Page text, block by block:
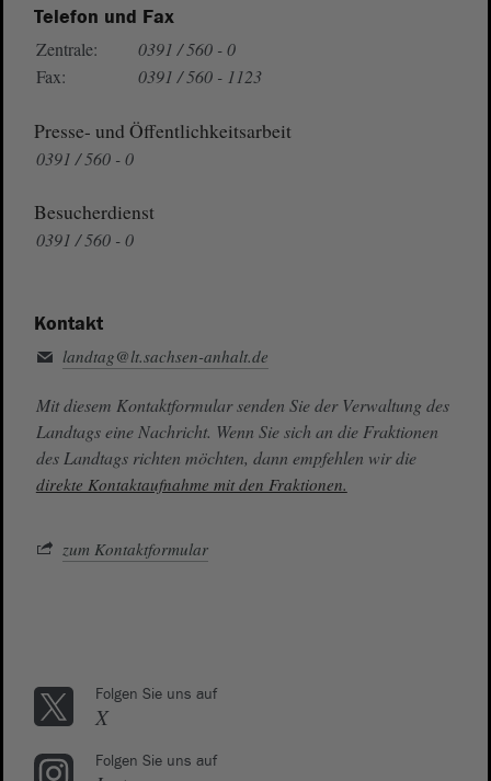
Telefon und Fax
Zentrale:
0391 / 560 - 0
Fax:
0391 / 560 - 1123
Presse- und Öffentlichkeitsarbeit
0391 / 560 - 0
Besucherdienst
0391 / 560 - 0
Kontakt
landtag@lt.sachsen-anhalt.de
Mit diesem Kontaktformular senden Sie der Verwaltung des
Landtags eine Nachricht. Wenn Sie sich an die Fraktionen
des Landtags richten möchten, dann empfehlen wir die
direkte Kontaktaufnahme mit den Fraktionen.
zum Kontaktformular
Folgen Sie uns auf
X
Folgen Sie uns auf